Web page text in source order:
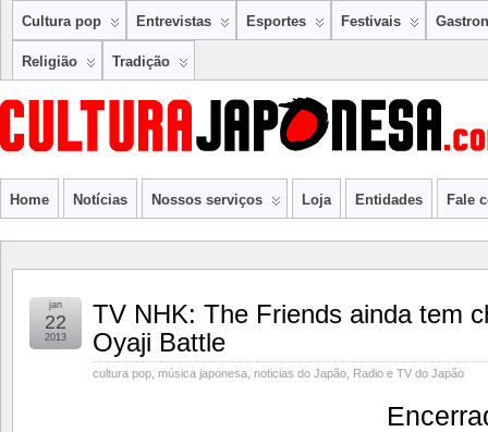
Cultura pop Entrevistas Esportes Festivais
Religião Tradição
Home Notícias Nossos serviços Loja Entidades Fale
TV NHK: The Friends ainda tem
Oyaji Battle
cultura pop música japonesa noticias do Japão Radio e TV do Japão
jan
22
2013